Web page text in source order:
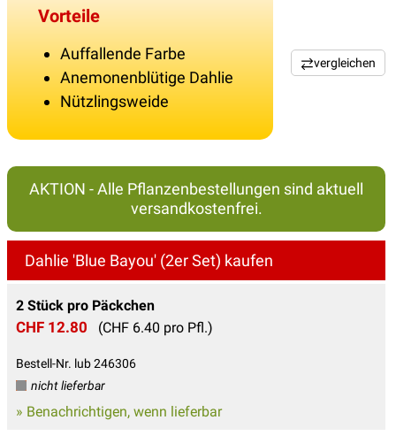
Vorteile
Auffallende Farbe
Anemonenblütige Dahlie
Nützlingsweide
vergleichen
AKTION - Alle Pflanzenbestellungen sind aktuell
versandkostenfrei.
Dahlie 'Blue Bayou' (2er Set) kaufen
2 Stück pro Päckchen
CHF 12.80 (CHF 6.40 pro Pfl.)
Bestell-Nr. lub 246306
nicht lieferbar
» Benachrichtigen, wenn lieferbar